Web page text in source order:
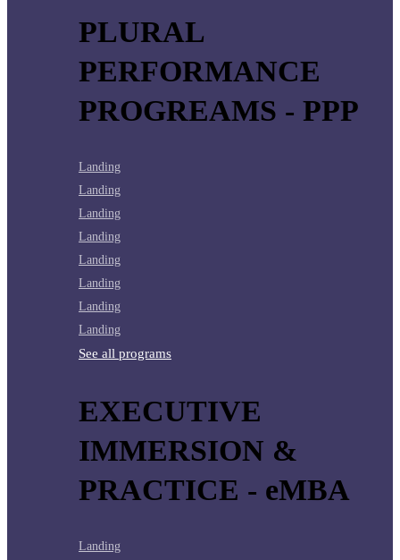
PLURAL
PERFORMANCE
PROGREAMS - PPP
Landing
Landing
Landing
Landing
Landing
Landing
Landing
Landing
See all programs
EXECUTIVE
IMMERSION &
PRACTICE - eMBA
Landing